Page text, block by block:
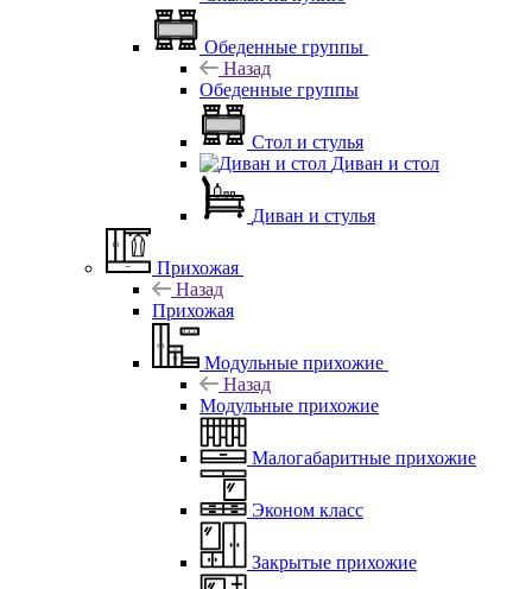
Обеденные группы
Назад
Обеденные группы
Стол и стулья
Диван и стол
Диван и стулья
Прихожая
Назад
Прихожая
Модульные прихожие
Назад
Модульные прихожие
Малогабаритные прихожие
Эконом класс
Закрытые прихожие